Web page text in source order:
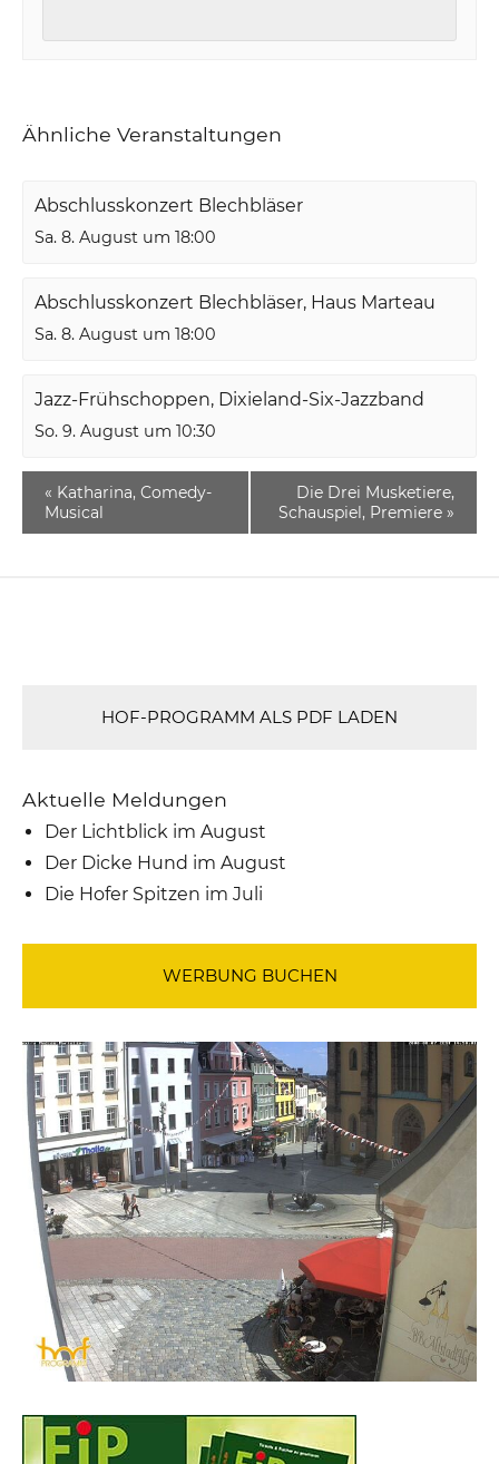
Ähnliche Veranstaltungen
Abschlusskonzert Blechbläser
Sa. 8. August um 18:00
Abschlusskonzert Blechbläser, Haus Marteau
Sa. 8. August um 18:00
Jazz-Frühschoppen, Dixieland-Six-Jazzband
So. 9. August um 10:30
« Katharina, Comedy-
Musical
Die Drei Musketiere,
Schauspiel, Premiere »
HOF-PROGRAMM ALS PDF LADEN
Aktuelle Meldungen
Der Lichtblick im August
Der Dicke Hund im August
Die Hofer Spitzen im Juli
WERBUNG BUCHEN